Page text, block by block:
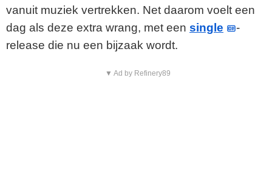
vanuit muziek vertrekken. Net daarom voelt een
dag als deze extra wrang, met een single
-
release die nu een bijzaak wordt.
▼ Ad by Refinery89